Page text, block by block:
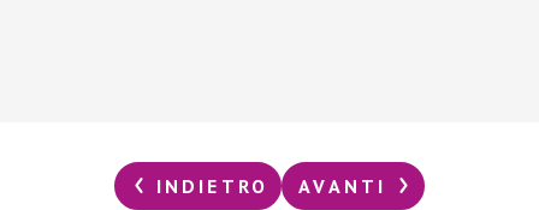
INDIETRO AVANTI